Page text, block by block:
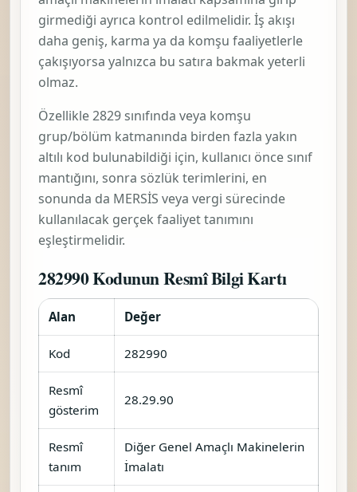
girmediği ayrıca kontrol edilmelidir. İş akışı
daha geniş, karma ya da komşu faaliyetlerle
çakışıyorsa yalnızca bu satıra bakmak yeterli
olmaz.
Özellikle 2829 sınıfında veya komşu
grup/bölüm katmanında birden fazla yakın
altılı kod bulunabildiği için, kullanıcı önce sınıf
mantığını, sonra sözlük terimlerini, en
sonunda da MERSİS veya vergi sürecinde
kullanılacak gerçek faaliyet tanımını
eşleştirmelidir.
282990 Kodunun Resmî Bilgi Kartı
Alan Değer
Kod 282990
Resmî
gösterim
28.29.90
Resmî
tanım
Diğer Genel Amaçlı Makinelerin
İmalatı